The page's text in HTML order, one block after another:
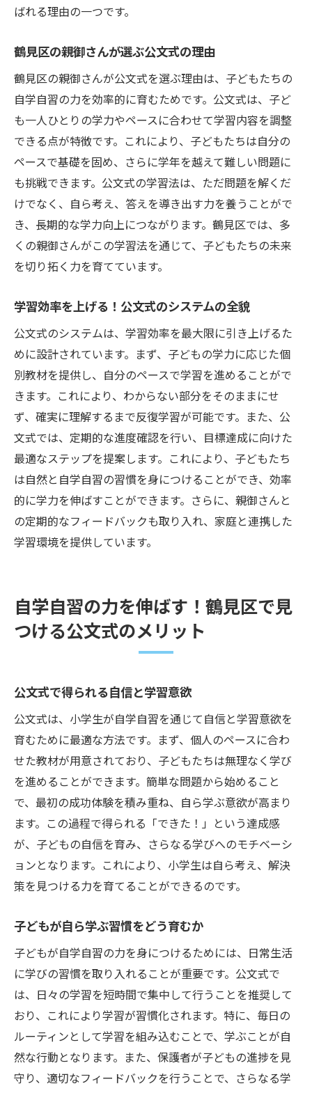
ばれる理由の一つです。
鶴見区の親御さんが選ぶ公文式の理由
鶴見区の親御さんが公文式を選ぶ理由は、子どもたちの
自学自習の力を効率的に育むためです。公文式は、子ど
も一人ひとりの学力やペースに合わせて学習内容を調整
できる点が特徴です。これにより、子どもたちは自分の
ペースで基礎を固め、さらに学年を越えて難しい問題に
も挑戦できます。公文式の学習法は、ただ問題を解くだ
けでなく、自ら考え、答えを導き出す力を養うことがで
き、長期的な学力向上につながります。鶴見区では、多
くの親御さんがこの学習法を通じて、子どもたちの未来
を切り拓く力を育てています。
学習効率を上げる！公文式のシステムの全貌
公文式のシステムは、学習効率を最大限に引き上げるた
めに設計されています。まず、子どもの学力に応じた個
別教材を提供し、自分のペースで学習を進めることがで
きます。これにより、わからない部分をそのままにせ
ず、確実に理解するまで反復学習が可能です。また、公
文式では、定期的な進度確認を行い、目標達成に向けた
最適なステップを提案します。これにより、子どもたち
は自然と自学自習の習慣を身につけることができ、効率
的に学力を伸ばすことができます。さらに、親御さんと
の定期的なフィードバックも取り入れ、家庭と連携した
学習環境を提供しています。
自学自習の力を伸ばす！鶴見区で見
つける公文式のメリット
公文式で得られる自信と学習意欲
公文式は、小学生が自学自習を通じて自信と学習意欲を
育むために最適な方法です。まず、個人のペースに合わ
せた教材が用意されており、子どもたちは無理なく学び
を進めることができます。簡単な問題から始めること
で、最初の成功体験を積み重ね、自ら学ぶ意欲が高まり
ます。この過程で得られる「できた！」という達成感
が、子どもの自信を育み、さらなる学びへのモチベーシ
ョンとなります。これにより、小学生は自ら考え、解決
策を見つける力を育てることができるのです。
子どもが自ら学ぶ習慣をどう育むか
子どもが自学自習の力を身につけるためには、日常生活
に学びの習慣を取り入れることが重要です。公文式で
は、日々の学習を短時間で集中して行うことを推奨して
おり、これにより学習が習慣化されます。特に、毎日の
ルーティンとして学習を組み込むことで、学ぶことが自
然な行動となります。また、保護者が子どもの進捗を見
守り、適切なフィードバックを行うことで、さらなる学